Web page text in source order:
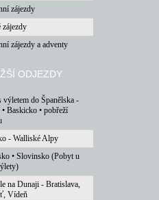
zájezdy
zájezdy
zájezdy a adventy
ODJEZDY
výletem do Španělska -
Baskicko • pobřeží
- Walliské Alpy
• Slovinsko (Pobyt u
na Dunaji - Bratislava,
Vídeň